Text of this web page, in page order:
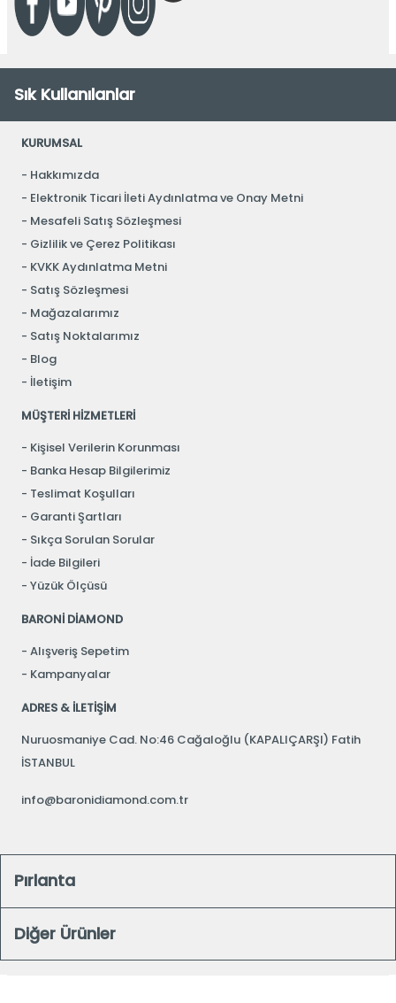
Sık Kullanılanlar
KURUMSAL
Hakkımızda
Elektronik Ticari İleti Aydınlatma ve Onay Metni
Mesafeli Satış Sözleşmesi
Gizlilik ve Çerez Politikası
KVKK Aydınlatma Metni
Satış Sözleşmesi
Mağazalarımız
Satış Noktalarımız
Blog
İletişim
MÜŞTERİ HİZMETLERİ
Kişisel Verilerin Korunması
Banka Hesap Bilgilerimiz
Teslimat Koşulları
Garanti Şartları
Sıkça Sorulan Sorular
İade Bilgileri
Yüzük Ölçüsü
BARONİ DİAMOND
Alışveriş Sepetim
Kampanyalar
ADRES & İLETİŞİM
Nuruosmaniye Cad. No:46 Cağaloğlu (KAPALIÇARŞI) Fatih
İSTANBUL
info@baronidiamond.com.tr
Pırlanta
Diğer Ürünler